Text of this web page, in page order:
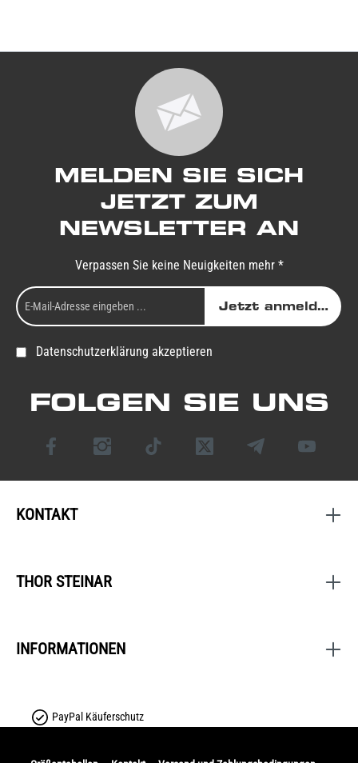
MELDEN SIE SICH
JETZT ZUM
NEWSLETTER AN
Verpassen Sie keine Neuigkeiten mehr *
Jetzt anmelden
Datenschutzerklärung akzeptieren
FOLGEN SIE UNS
KONTAKT
THOR STEINAR
INFORMATIONEN
PayPal Käuferschutz